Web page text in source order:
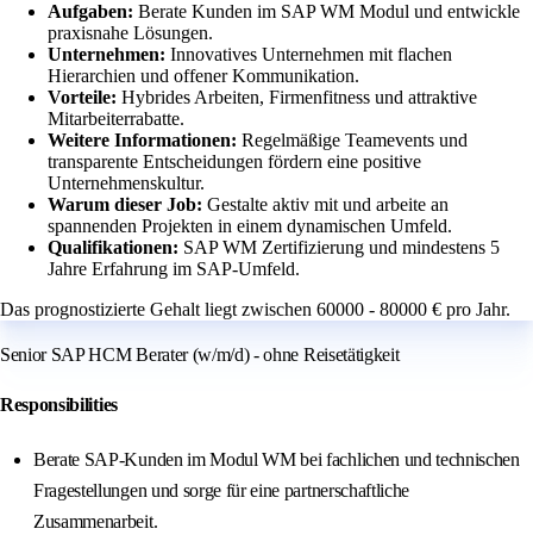
Aufgaben: Berate Kunden im SAP WM Modul und entwickle
praxisnahe Lösungen.
Unternehmen: Innovatives Unternehmen mit flachen
Hierarchien und offener Kommunikation.
Vorteile: Hybrides Arbeiten, Firmenfitness und attraktive
Mitarbeiterrabatte.
Weitere Informationen: Regelmäßige Teamevents und
transparente Entscheidungen fördern eine positive
Unternehmenskultur.
Warum dieser Job: Gestalte aktiv mit und arbeite an
spannenden Projekten in einem dynamischen Umfeld.
Qualifikationen: SAP WM Zertifizierung und mindestens 5
Jahre Erfahrung im SAP-Umfeld.
Das prognostizierte Gehalt liegt zwischen 60000 - 80000 € pro Jahr.
Senior SAP HCM Berater (w/m/d) - ohne Reisetätigkeit
Responsibilities
Berate SAP‑Kunden im Modul WM bei fachlichen und technischen
Fragestellungen und sorge für eine partnerschaftliche
Zusammenarbeit.